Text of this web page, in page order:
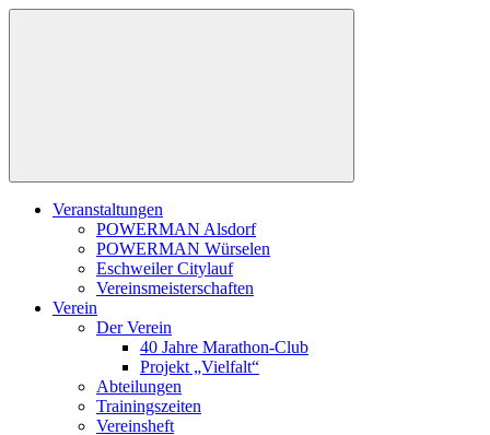
Zum
Veranstaltungen
POWERMAN Alsdorf
POWERMAN Würselen
Eschweiler Citylauf
Vereinsmeisterschaften
Verein
Der Verein
40 Jahre Marathon-Club
Projekt „Vielfalt“
Abteilungen
Trainingszeiten
Vereinsheft